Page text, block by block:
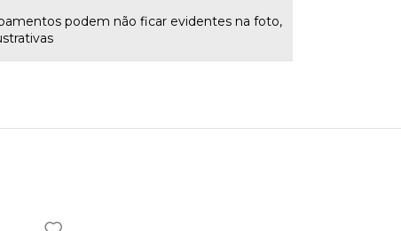
podem não ficar evidentes na foto,